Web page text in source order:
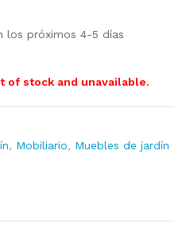
los próximos 4-5 días
of stock and unavailable.
, Mobiliario, Muebles de jardín